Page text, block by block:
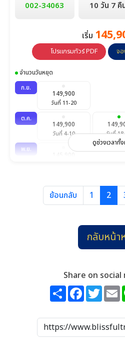
มี.ค.
139,900
002-34063 10 วัน 7 คื
เริ่ม
โปรแกรมทัวร์ PDF จอ
จำนวนวันหยุด
ก.ย.
149,900
วันที่ 11-20
ต.ค.
149,900
วันที่ 4-10 วันที่
พ.ย.
159,900
วันที่ 25-3 ม.ค.
145,900
วันที่ 19-28
ดูช่วงเวลาทั้
ย้อนกลับ 1 2
กลับหน้า
Share on
ShareFacebook